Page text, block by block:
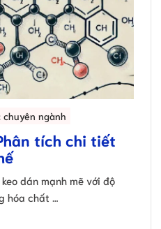
chuyên ngành
tích chi tiết
dán mạnh mẽ với độ
hóa chất …